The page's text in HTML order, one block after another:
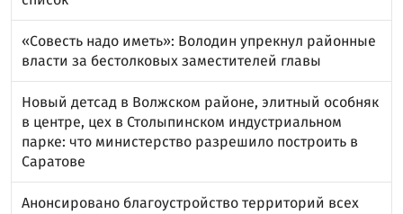
«Совесть надо иметь»: Володин упрекнул районные
власти за бестолковых заместителей главы
Новый детсад в Волжском районе, элитный особняк
в центре, цех в Столыпинском индустриальном
парке: что министерство разрешило построить в
Саратове
Анонсировано благоустройство территорий всех